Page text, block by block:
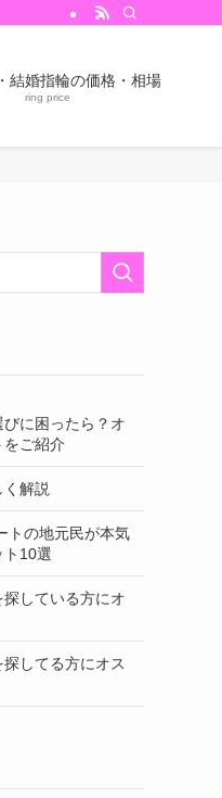
結婚指輪の価格・相場
ring price
に困ったら？オ
をご紹介
解説
トの地元民が本気
ト10選
している方にオ
してる方にオス